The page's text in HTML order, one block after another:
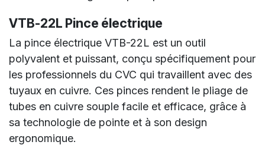
VTB-22L Pince électrique
La pince électrique VTB-22L est un outil
polyvalent et puissant, conçu spécifiquement pour
les professionnels du CVC qui travaillent avec des
tuyaux en cuivre. Ces pinces rendent le pliage de
tubes en cuivre souple facile et efficace, grâce à
sa technologie de pointe et à son design
ergonomique.